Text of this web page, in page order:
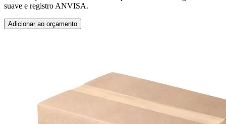
suave e registro ANVISA.
Adicionar ao orçamento